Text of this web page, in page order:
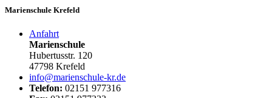
Marienschule Krefeld
Anfahrt
Marienschule
Hubertusstr. 120
47798 Krefeld
info@marienschule-kr.de
Telefon: 02151 977316